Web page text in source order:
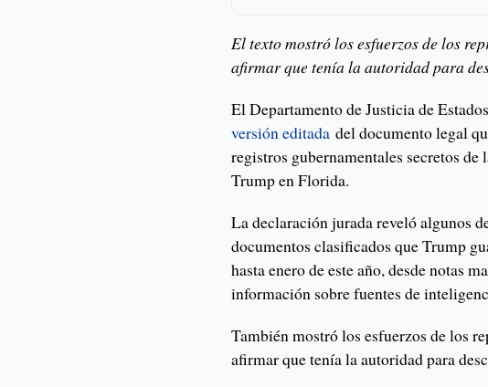
El texto mostró los esfuerzos de los
afirmar que tenía la autoridad para
El Departamento de Justicia de
versión editada del documento legal
registros gubernamentales secretos
Trump en Florida.
La declaración jurada reveló algunos
documentos clasificados que Trump
hasta enero de este año, desde notas
información sobre fuentes de
También mostró los esfuerzos de los
afirmar que tenía la autoridad para